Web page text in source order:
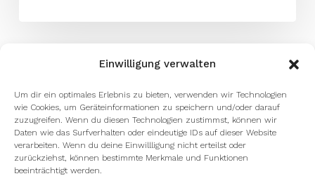
Einwilligung verwalten
Um dir ein optimales Erlebnis zu bieten, verwenden wir Technologien
wie Cookies, um Geräteinformationen zu speichern und/oder darauf
zuzugreifen. Wenn du diesen Technologien zustimmst, können wir
Daten wie das Surfverhalten oder eindeutige IDs auf dieser Website
verarbeiten. Wenn du deine Einwillligung nicht erteilst oder
zurückziehst, können bestimmte Merkmale und Funktionen
beeinträchtigt werden.